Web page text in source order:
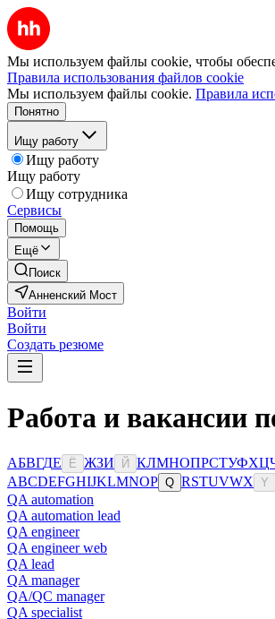
Мы используем файлы cookie, чтобы
Правила использования файлов cookie
Мы используем файлы cookie. Правила
Понятно
Ищу работу
Ищу работу
Ищу работу
Ищу сотрудника
Сервисы
Помощь
Ещё
Поиск
Анненский Мост
Войти
Войти
Создать резюме
Работа и вакансии
АБВГДЕ Ё ЖЗИ Й КЛМНОПРСТУФХЦ
ABCDEFGHIJKLMNOP Q RSTUVWX Y
QA automation
QA automation lead
QA engineer
QA engineer web
QA lead
QA manager
QA/QC manager
QA specialist